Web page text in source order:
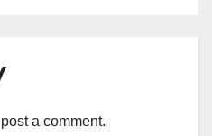
a comment.